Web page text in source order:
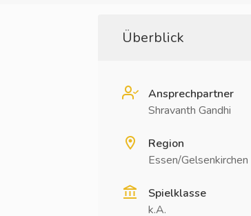
Überblick
Ansprechpartner
Shravanth Gandhi
Region
Essen/Gelsenkirchen
Spielklasse
k.A.